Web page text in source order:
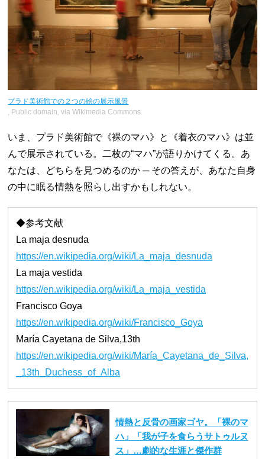
プラド美術館での２つの絵の展示風景
, Public domain, via Wikimedia Commons.
いま、プラド美術館で《裸のマハ》と《着衣のマハ》は並
んで展示されている。二枚の“マハ”が語りかけてくる。あ
なたは、どちらを見つめるのか ─ その答えが、あなた自身
の中に眠る情熱を照らし出すかもしれない。
◆参考文献
La maja desnuda
https://en.wikipedia.org/wiki/La_maja_desnuda
La maja vestida
https://en.wikipedia.org/wiki/La_maja_vestida
Francisco Goya
https://en.wikipedia.org/wiki/Francisco_Goya
María Cayetana de Silva,13th
https://en.wikipedia.org/wiki/María_Cayetana_de_Silva,
_13th_Duchess_of_Alba
情熱と反骨の画家ゴヤ。「裸のマ
ハ」「我が子を食らうサトゥルヌ
ス」…劇的な生涯と傑作群